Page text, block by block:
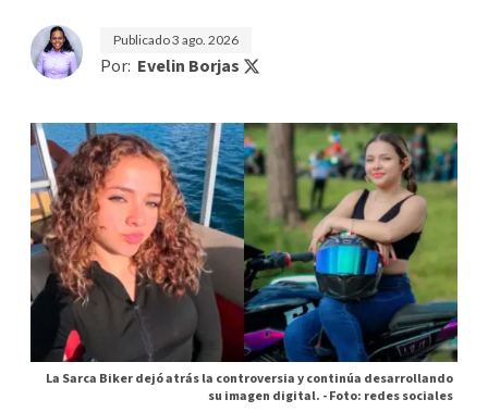
Publicado3 ago. 2026
Por: Evelin Borjas
La Sarca Biker dejó atrás la controversia y continúa desarrollando
su imagen digital. -Foto: redes sociales